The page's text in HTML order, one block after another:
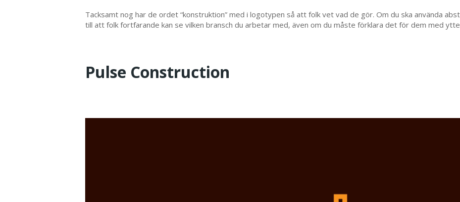
Tacksamt nog har de ordet “konstruktion” med i logotypen så att folk vet vad de gör. Om du ska använda
till att folk fortfarande kan se vilken bransch du arbetar med, även om du måste förklara det för dem med
Pulse Construction